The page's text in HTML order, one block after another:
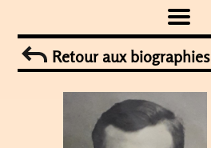
to
contentRetour aux biographies